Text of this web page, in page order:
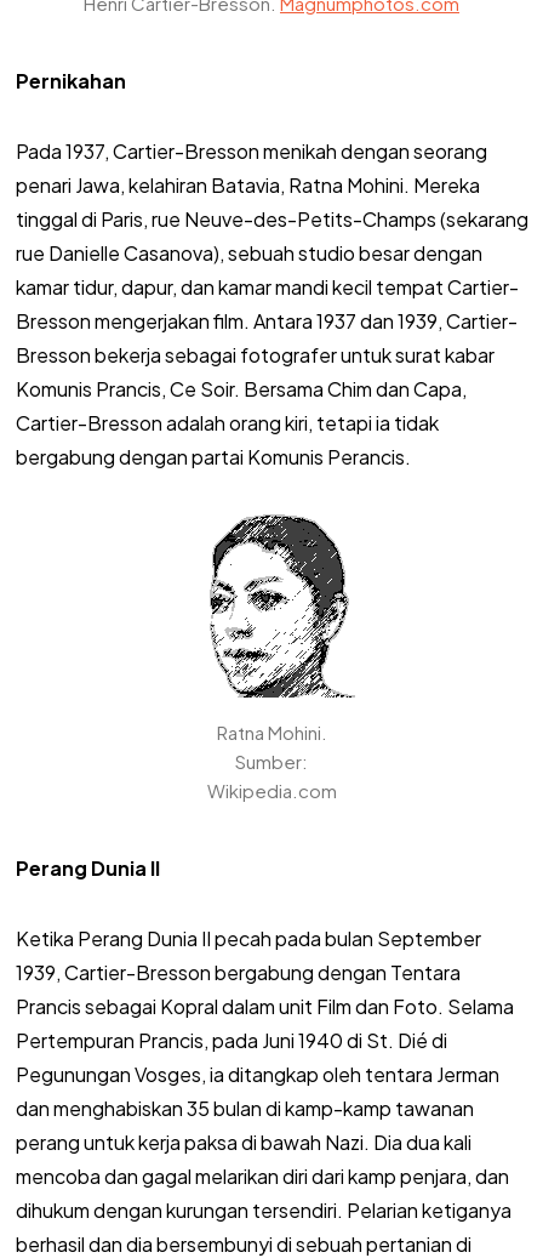
Pernikahan
Pada 1937, Cartier-Bresson menikah dengan seorang
penari Jawa, kelahiran Batavia, Ratna Mohini. Mereka
tinggal di Paris, rue Neuve-des-Petits-Champs (sekarang
rue Danielle Casanova), sebuah studio besar dengan
kamar tidur, dapur, dan kamar mandi kecil tempat Cartier-
Bresson mengerjakan film. Antara 1937 dan 1939, Cartier-
Bresson bekerja sebagai fotografer untuk surat kabar
Komunis Prancis, Ce Soir. Bersama Chim dan Capa,
Cartier-Bresson adalah orang kiri, tetapi ia tidak
bergabung dengan partai Komunis Perancis.
Ratna Mohini.
Sumber:
Wikipedia.com
Perang Dunia II
Ketika Perang Dunia II pecah pada bulan September
1939, Cartier-Bresson bergabung dengan Tentara
Prancis sebagai Kopral dalam unit Film dan Foto. Selama
Pertempuran Prancis, pada Juni 1940 di St. Dié di
Pegunungan Vosges, ia ditangkap oleh tentara Jerman
dan menghabiskan 35 bulan di kamp-kamp tawanan
perang untuk kerja paksa di bawah Nazi. Dia dua kali
mencoba dan gagal melarikan diri dari kamp penjara, dan
dihukum dengan kurungan tersendiri. Pelarian ketiganya
berhasil dan dia bersembunyi di sebuah pertanian di